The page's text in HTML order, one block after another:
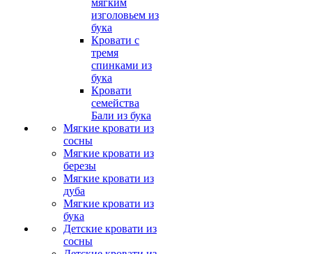
мягким
изголовьем из
бука
Кровати с
тремя
спинками из
бука
Кровати
семейства
Бали из бука
Мягкие кровати из
сосны
Мягкие кровати из
березы
Мягкие кровати из
дуба
Мягкие кровати из
бука
Детские кровати из
сосны